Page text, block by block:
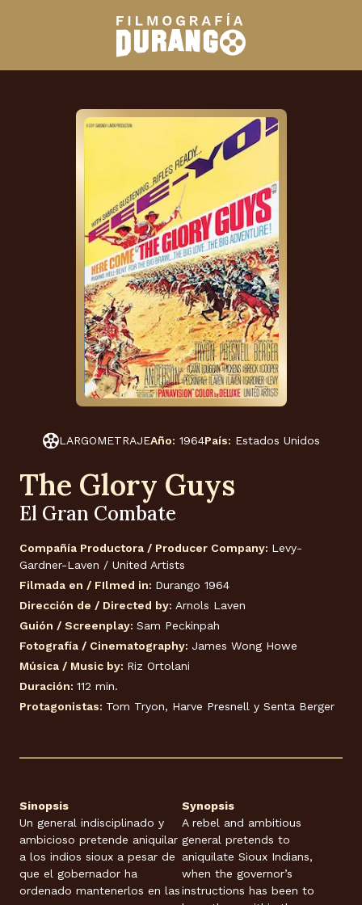
LARGOMETRAJEAño: 1964País: Estados Unidos
The Glory Guys
El Gran Combate
Compañía Productora / Producer Company: Levy-
Gardner-Laven / United Artists
Filmada en / FIlmed in: Durango 1964
Dirección de / Directed by: Arnols Laven
Guión / Screenplay: Sam Peckinpah
Fotografía / Cinematography: James Wong Howe
Música / Music by: Riz Ortolani
Duración: 112 min.
Protagonistas: Tom Tryon, Harve Presnell y Senta Berger
Sinopsis
Un general indisciplinado y
ambicioso pretende aniquilar
a los indios sioux a pesar de
que el gobernador ha
ordenado mantenerlos en las
Synopsis
A rebel and ambitious
general pretends to
aniquilate Sioux Indians,
when the governor’s
instructions has been to